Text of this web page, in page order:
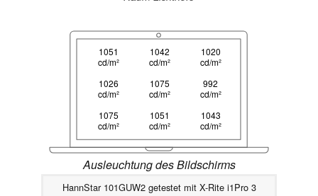
1051
cd/m²
1042
cd/m²
1020
cd/m²
1026
cd/m²
1075
cd/m²
992
cd/m²
1075
cd/m²
1051
cd/m²
1043
cd/m²
Ausleuchtung des Bildschirms
HannStar 101GUW2 getestet mit X-Rite i1Pro 3